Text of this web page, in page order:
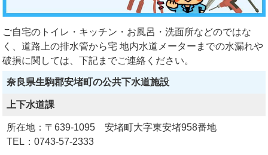
ご自宅のトイレ・キッチン・お風呂・洗面所などのではな
く、道路上の排水管から宅 地内水道メーターまでの水漏れや
破損に関しては、下記までご連絡ください。
奈良県生駒郡安堵町の公共下水道施設
上下水道課
所在地：〒639-1095 安堵町大字東安堵958番地
TEL：0743-57-2333